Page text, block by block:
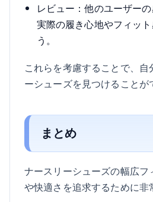
レビュー：他のユーザーの
実際の履き心地やフィッ
う。
これらを考慮することで、自
ーシューズを見つけることが
まとめ
ナースリーシューズの幅広
や快適さを追求するために非